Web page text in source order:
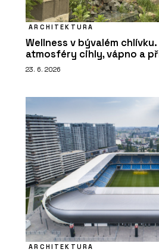
ARCHITEKTURA
Wellness v bývalém
atmosféry cihly, vápno a
23. 6. 2026
ARCHITEKTURA